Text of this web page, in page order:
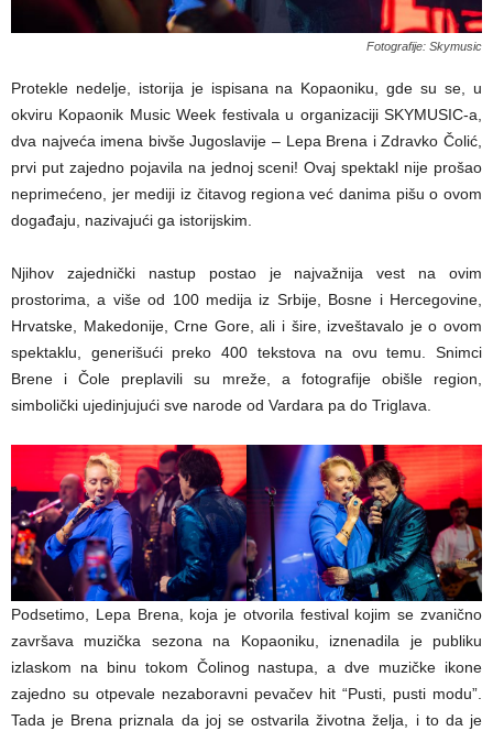
Fotografije: Skymusic
Protekle nedelje, istorija je ispisana na Kopaoniku, gde su se, u
okviru Kopaonik Music Week festivala u organizaciji SKYMUSIC-a,
dva najveća imena bivše Jugoslavije – Lepa Brena i Zdravko Čolić,
prvi put zajedno pojavila na jednoj sceni! Ovaj spektakl nije prošao
neprimećeno, jer mediji iz čitavog regiona već danima pišu o ovom
događaju, nazivajući ga istorijskim.
Njihov zajednički nastup postao je najvažnija vest na ovim
prostorima, a više od 100 medija iz Srbije, Bosne i Hercegovine,
Hrvatske, Makedonije, Crne Gore, ali i šire, izveštavalo je o ovom
spektaklu, generišući preko 400 tekstova na ovu temu. Snimci
Brene i Čole preplavili su mreže, a fotografije obišle region,
simbolički ujedinjujući sve narode od Vardara pa do Triglava.
Podsetimo, Lepa Brena, koja je otvorila festival kojim se zvanično
završava muzička sezona na Kopaoniku, iznenadila je publiku
izlaskom na binu tokom Čolinog nastupa, a dve muzičke ikone
zajedno su otpevale nezaboravni pevačev hit “Pusti, pusti modu”.
Tada je Brena priznala da joj se ostvarila životna želja, i to da je